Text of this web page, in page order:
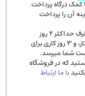
کمک درگاه پرداخت
آن را پرداخت
کتاب های سفارشی ظرف حداکثر 2 روز
کاری برای پست پیشتاز، و 3 روز کاری برای
شما میرسد.
که در فروشگاه
با ما ارتباط